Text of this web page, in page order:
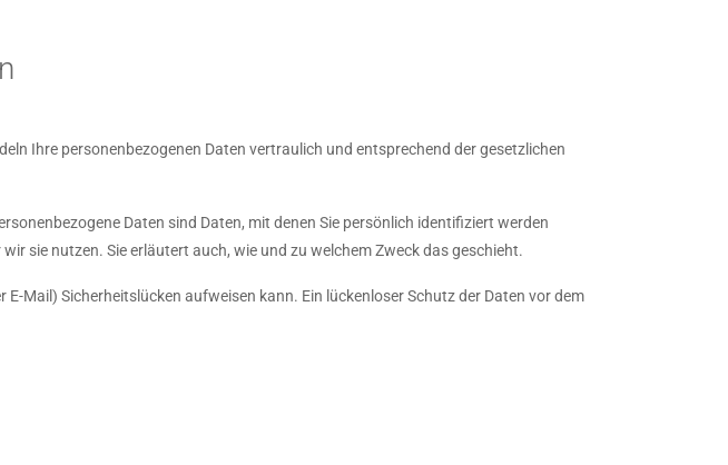
Ihre personenbezogenen Daten vertraulich und entsprechend der gesetzlichen
Daten sind Daten, mit denen Sie persönlich identifiziert werden
sie nutzen. Sie erläutert auch, wie und zu welchem Zweck das geschieht.
Mail) Sicherheitslücken aufweisen kann. Ein lückenloser Schutz der Daten vor dem